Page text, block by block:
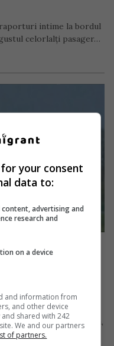
intime la bordul
celorlalți pasager…
în Marea
probleme
Marea Britanie și Irlanda,
aerian și lăsând mii…
your consent
data to:
advertising and
research and
on a device
and information from
and other device
shared with 242
We and our partners
of partners.